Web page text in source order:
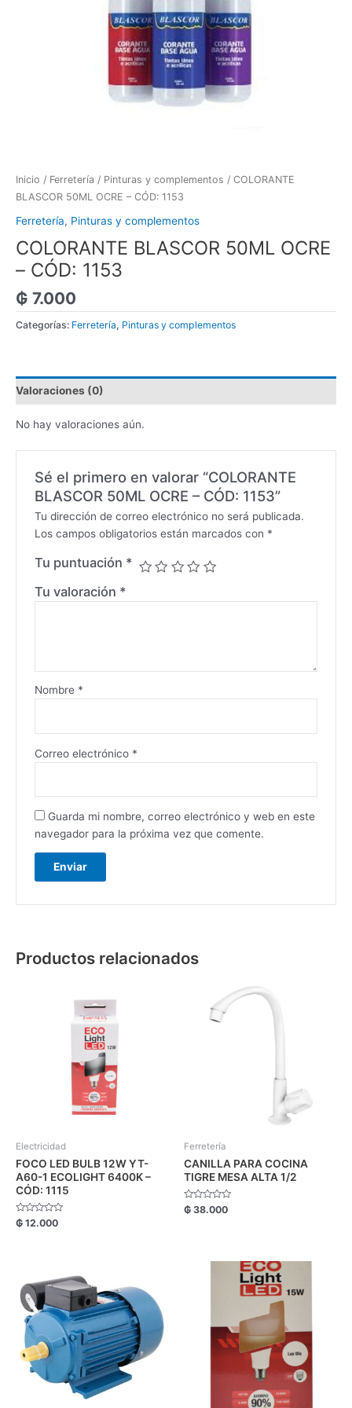
Inicio / Ferretería / Pinturas y complementos / COLORANTE
BLASCOR 50ML OCRE – CÓD: 1153
Ferretería, Pinturas y complementos
COLORANTE BLASCOR 50ML OCRE
– CÓD: 1153
₲ 7.000
Categorías: Ferretería, Pinturas y complementos
Valoraciones (0)
No hay valoraciones aún.
Sé el primero en valorar “COLORANTE
BLASCOR 50ML OCRE – CÓD: 1153”
Tu dirección de correo electrónico no será publicada.
Los campos obligatorios están marcados con *
Tu puntuación *
Tu valoración *
Nombre *
Correo electrónico *
Guarda mi nombre, correo electrónico y web en este
navegador para la próxima vez que comente.
Productos relacionados
Electricidad
FOCO LED BULB 12W YT-
A60-1 ECOLIGHT 6400K –
CÓD: 1115
Valorado
con
₲ 12.000
Ferretería
CANILLA PARA COCINA
TIGRE MESA ALTA 1/2
Valorado
con
₲ 38.000